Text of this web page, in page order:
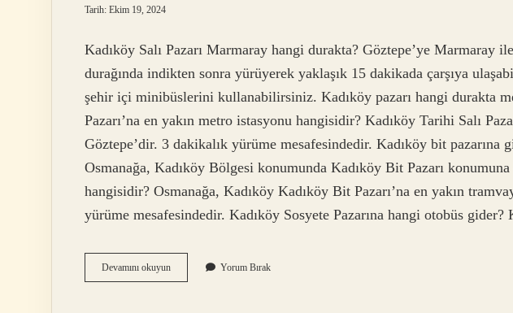
Tarih: Ekim 19, 2024
Kadıköy Salı Pazarı Marmaray hangi durakta? Göztepe’ye Marmaray
durağında indikten sonra yürüyerek yaklaşık 15 dakikada çarşıya
şehir içi minibüslerini kullanabilirsiniz. Kadıköy pazarı hangi durakta
Pazarı’na en yakın metro istasyonu hangisidir? Kadıköy Tarihi Salı
Göztepe’dir. 3 dakikalık yürüme mesafesindedir. Kadıköy bit
Osmanağa, Kadıköy Bölgesi konumunda Kadıköy Bit Pazarı
hangisidir? Osmanağa, Kadıköy Kadıköy Bit Pazarı’na en yakın
yürüme mesafesindedir. Kadıköy Sosyete Pazarına hangi otobüs
Devamını okuyunKadıköy
Sosyete
Yorum Bırak